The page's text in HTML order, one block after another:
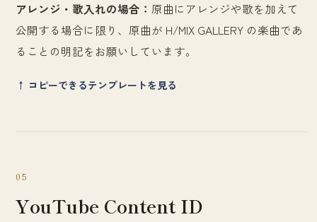
アレンジ・歌入れの場合： 原曲にアレンジや歌を加えて
公開する場合に限り、原曲が H/MIX GALLERY の楽曲であ
ることの明記をお願いしています。
↑ コピーできるテンプレートを見る
05
YouTube Content ID